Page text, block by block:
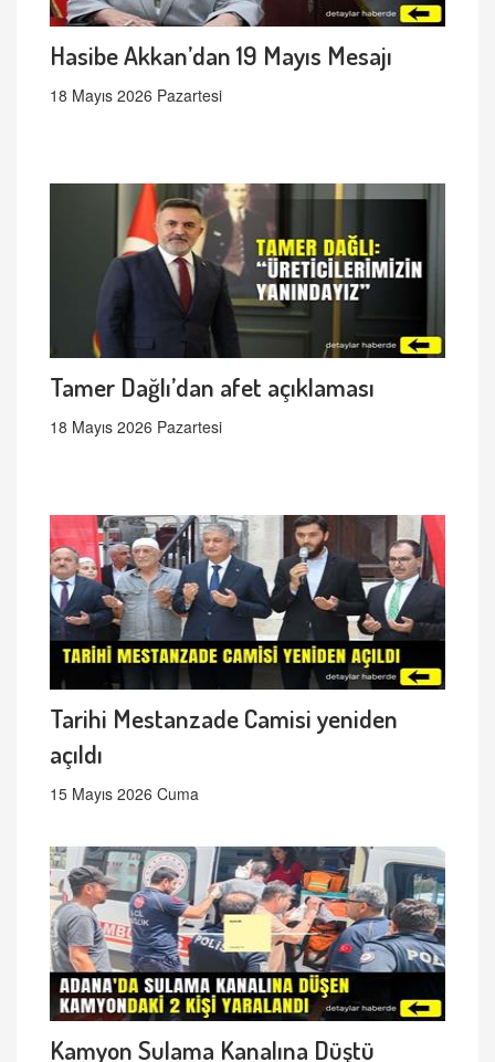
Hasibe Akkan’dan 19 Mayıs Mesajı
18 Mayıs 2026 Pazartesi
Tamer Dağlı’dan afet açıklaması
18 Mayıs 2026 Pazartesi
Tarihi Mestanzade Camisi yeniden
açıldı
15 Mayıs 2026 Cuma
Kamyon Sulama Kanalına Düştü